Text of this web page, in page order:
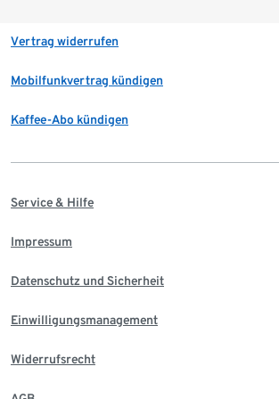
Vertrag widerrufen
Mobilfunkvertrag kündigen
Kaffee-Abo kündigen
Service & Hilfe
Impressum
Datenschutz und Sicherheit
Einwilligungsmanagement
Widerrufsrecht